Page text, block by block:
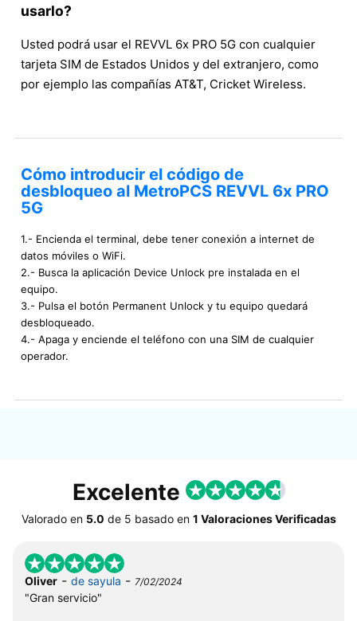
usarlo?
Usted podrá usar el REVVL 6x PRO 5G con cualquier
tarjeta SIM de Estados Unidos y del extranjero, como
por ejemplo las compañías AT&T, Cricket Wireless.
Cómo introducir el código de
desbloqueo al MetroPCS REVVL 6x PRO
5G
1.- Encienda el terminal, debe tener conexión a internet de
datos móviles o WiFi.
2.- Busca la aplicación Device Unlock pre instalada en el
equipo.
3.- Pulsa el botón Permanent Unlock y tu equipo quedará
desbloqueado.
4.- Apaga y enciende el teléfono con una SIM de cualquier
operador.
Excelente
Valorado en 5.0 de 5 basado en 1 Valoraciones Verificadas
Oliver - de sayula - 7/02/2024
"Gran servicio"